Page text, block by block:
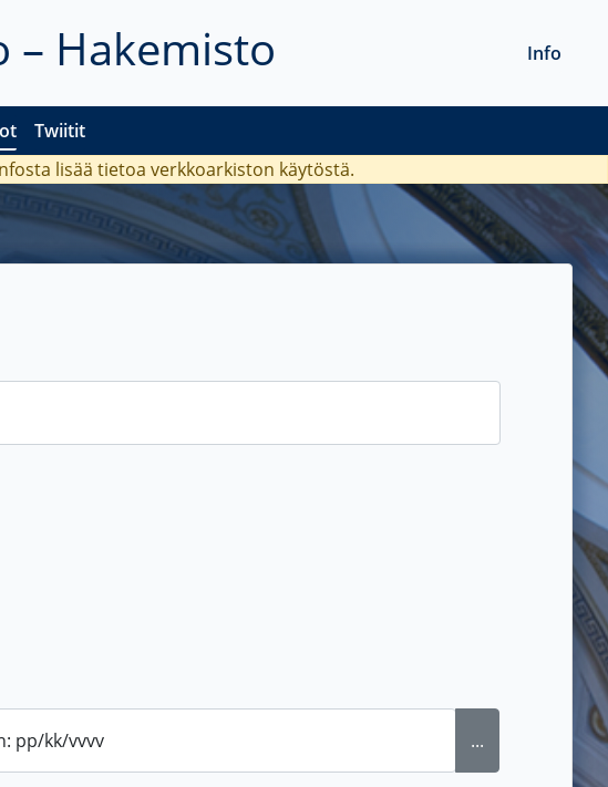
– Hakemisto
Twiitit
Info
lisää tietoa verkkoarkiston käytöstä.
pp/kk/vvvv ...